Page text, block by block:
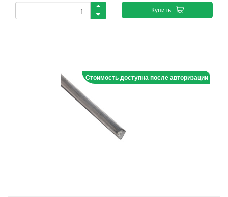
Купить
Стоимость доступна после авторизации